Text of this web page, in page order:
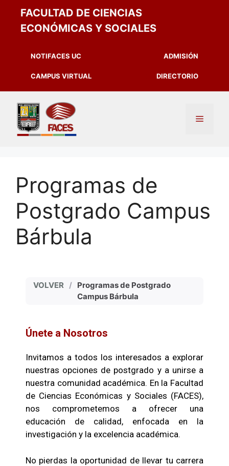
FACULTAD DE CIENCIAS
ECONÓMICAS Y SOCIALES
NOTIFACES UC ADMISIÓN
CAMPUS VIRTUAL DIRECTORIO
Programas de
Postgrado Campus
Bárbula
VOLVER / Programas de Postgrado
Campus Bárbula
Únete a Nosotros
Invitamos a todos los interesados a explorar
nuestras opciones de postgrado y a unirse a
nuestra comunidad académica. En la Facultad
de Ciencias Económicas y Sociales (FACES),
nos comprometemos a ofrecer una
educación de calidad, enfocada en la
investigación y la excelencia académica.
No pierdas la oportunidad de llevar tu carrera